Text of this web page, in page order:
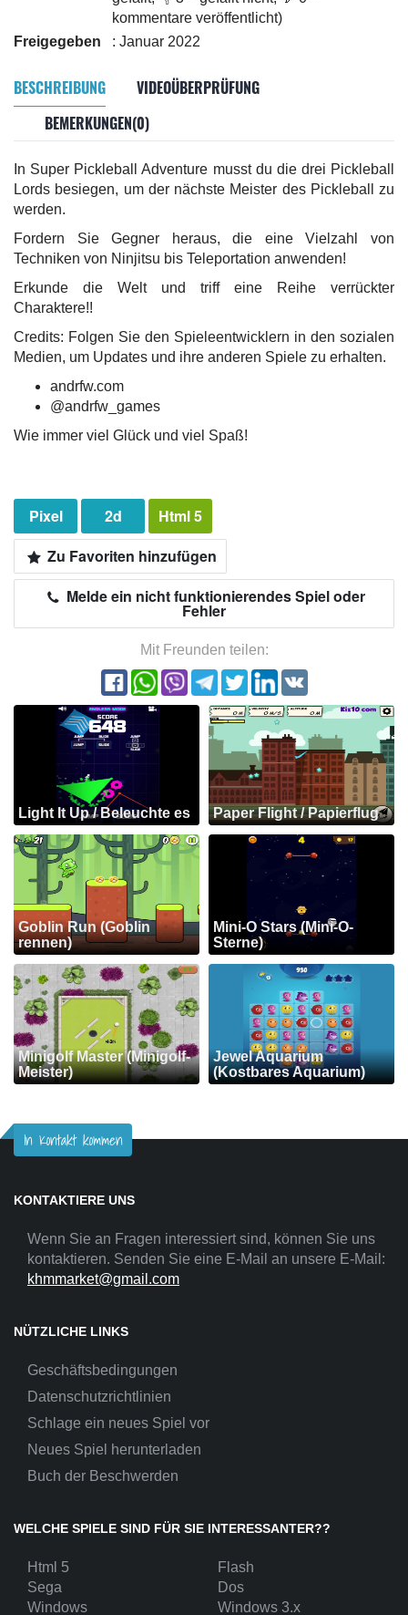
kommentare veröffentlicht)
Freigegeben
: Januar 2022
BESCHREIBUNG
VIDEOÜBERPRÜFUNG
BEMERKUNGEN(0)
In Super Pickleball Adventure musst du die drei Pickleball
Lords besiegen, um der nächste Meister des Pickleball zu
werden.
Fordern Sie Gegner heraus, die eine Vielzahl von
Techniken von Ninjitsu bis Teleportation anwenden!
Erkunde die Welt und triff eine Reihe verrückter
Charaktere!!
Credits: Folgen Sie den Spieleentwicklern in den sozialen
Medien, um Updates und ihre anderen Spiele zu erhalten.
andrfw.com
@andrfw_games
Wie immer viel Glück und viel Spaß!
Pixel 2d
Html 5
Zu Favoriten hinzufügen
Melde ein nicht funktionierendes Spiel oder
Fehler
Mit Freunden teilen:
Light It Up / Beleuchte es Paper Flight / Papierflug
Goblin Run (Goblin
rennen)
Mini-O Stars (Mini-O-
Sterne)
Minigolf Master (Minigolf-
Meister)
Jewel Aquarium
(Kostbares Aquarium)
In Kontakt kommen
KONTAKTIERE UNS
Wenn Sie an Fragen interessiert sind, können Sie uns
kontaktieren. Senden Sie eine E-Mail an unsere E-Mail:
khmmarket@gmail.com
NÜTZLICHE LINKS
Geschäftsbedingungen
Datenschutzrichtlinien
Schlage ein neues Spiel vor
Neues Spiel herunterladen
Buch der Beschwerden
WELCHE SPIELE SIND FÜR SIE INTERESSANTER??
Html 5
Flash
Sega
Dos
Windows
Windows 3.x